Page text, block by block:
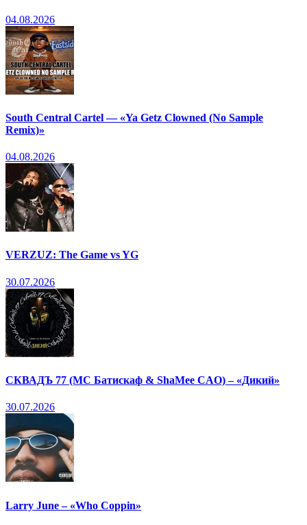
04.08.2026
South Central Cartel — «Ya Getz Clowned (No Sample
Remix)»
04.08.2026
VERZUZ: The Game vs YG
30.07.2026
СКВАДЪ 77 (МС Батискаф & ShaMee CAO) – «Дикий»
30.07.2026
Larry June – «Who Coppin»